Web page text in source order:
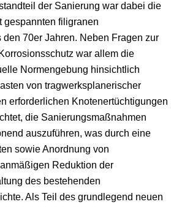
der Sanierung war dabei die
gespannten filigranen
70er Jahren. Neben Fragen zur
war allem die
Normengebung hinsichtlich
von tragwerksplanerischer
erforderlichen Knotenertüchtigungen
die Sanierungsmaßnahmen
auszuführen, was durch eine
sowie Anordnung von
Reduktion der
des bestehenden
Als Teil des grundlegend neuen